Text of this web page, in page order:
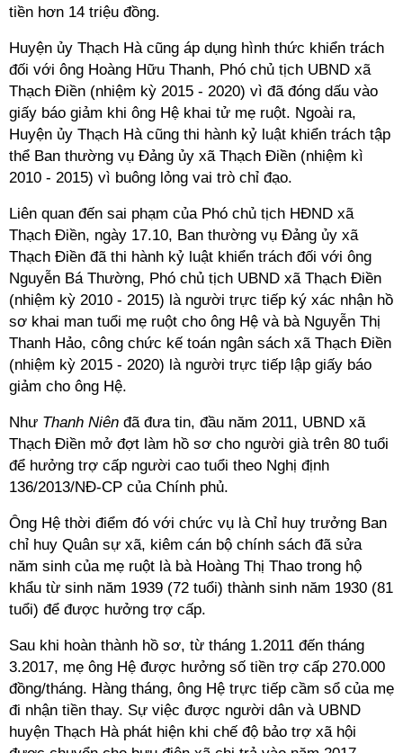
tiền hơn 14 triệu đồng.
Huyện ủy Thạch Hà cũng áp dụng hình thức khiển trách
đối với ông Hoàng Hữu Thanh, Phó chủ tịch UBND xã
Thạch Điền (nhiệm kỳ 2015 - 2020) vì đã đóng dấu vào
giấy báo giảm khi ông Hệ khai tử mẹ ruột. Ngoài ra,
Huyện ủy Thạch Hà cũng thi hành kỷ luật khiển trách tập
thể Ban thường vụ Đảng ủy xã Thạch Điền (nhiệm kì
2010 - 2015) vì buông lỏng vai trò chỉ đạo.
Liên quan đến sai phạm của Phó chủ tịch HĐND xã
Thạch Điền, ngày 17.10, Ban thường vụ Đảng ủy xã
Thạch Điền đã thi hành kỷ luật khiển trách đối với ông
Nguyễn Bá Thường, Phó chủ tịch UBND xã Thạch Điền
(nhiệm kỳ 2010 - 2015) là người trực tiếp ký xác nhận hồ
sơ khai man tuổi mẹ ruột cho ông Hệ và bà Nguyễn Thị
Thanh Hảo, công chức kế toán ngân sách xã Thạch Điền
(nhiệm kỳ 2015 - 2020) là người trực tiếp lập giấy báo
giảm cho ông Hệ.
Như Thanh Niên đã đưa tin, đầu năm 2011, UBND xã
Thạch Điền mở đợt làm hồ sơ cho người già trên 80 tuổi
để hưởng trợ cấp người cao tuổi theo Nghị định
136/2013/NĐ-CP của Chính phủ.
Ông Hệ thời điểm đó với chức vụ là Chỉ huy trưởng Ban
chỉ huy Quân sự xã, kiêm cán bộ chính sách đã sửa
năm sinh của mẹ ruột là bà Hoàng Thị Thao trong hộ
khẩu từ sinh năm 1939 (72 tuổi) thành sinh năm 1930 (81
tuổi) để được hưởng trợ cấp.
Sau khi hoàn thành hồ sơ, từ tháng 1.2011 đến tháng
3.2017, mẹ ông Hệ được hưởng số tiền trợ cấp 270.000
đồng/tháng. Hàng tháng, ông Hệ trực tiếp cầm sổ của mẹ
đi nhận tiền thay. Sự việc được người dân và UBND
huyện Thạch Hà phát hiện khi chế độ bảo trợ xã hội